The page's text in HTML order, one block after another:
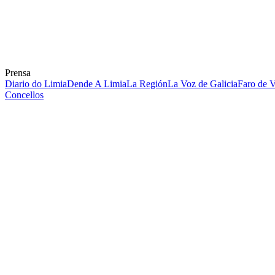
Prensa
Diario do LimiaDende A LimiaLa RegiónLa Voz de GaliciaFaro de
Concellos